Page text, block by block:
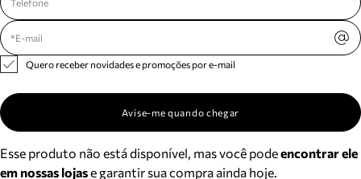
Quero receber novidades e promoções por e-mail
Avise-me quando chegar
Esse produto não está disponível, mas você podeencontrar ele
em nossas lojase garantir sua compra ainda hoje.